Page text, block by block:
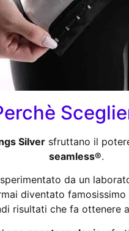
Silver sfruttano il
seamless®.
da un
diventato
risultati che fa ottenere